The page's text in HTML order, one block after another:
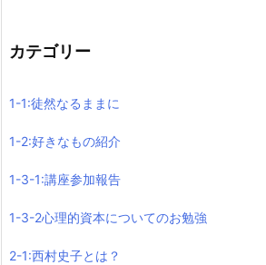
カテゴリー
1-1:徒然なるままに
1-2:好きなもの紹介
1-3-1:講座参加報告
1-3-2心理的資本についてのお勉強
2-1:西村史子とは？